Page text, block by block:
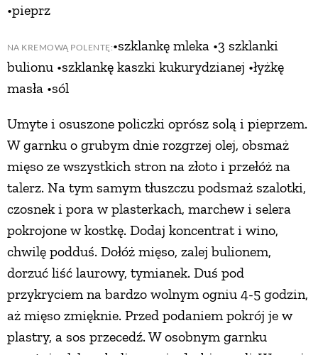
•pieprz
NA KREMOWĄ POLENTĘ:•szklankę mleka •3 szklanki
bulionu •szklankę kaszki kukurydzianej •łyżkę
masła •sól
Umyte i osuszone policzki oprósz solą i pieprzem.
W garnku o grubym dnie rozgrzej olej, obsmaż
mięso ze wszystkich stron na złoto i przełóż na
talerz. Na tym samym tłuszczu podsmaż szalotki,
czosnek i pora w plasterkach, marchew i selera
pokrojone w kostkę. Dodaj koncentrat i wino,
chwilę podduś. Dołóż mięso, zalej bulionem,
dorzuć liść laurowy, tymianek. Duś pod
przykryciem na bardzo wolnym ogniu 4-5 godzin,
aż mięso zmięknie. Przed podaniem pokrój je w
plastry, a sos przecedź. W osobnym garnku